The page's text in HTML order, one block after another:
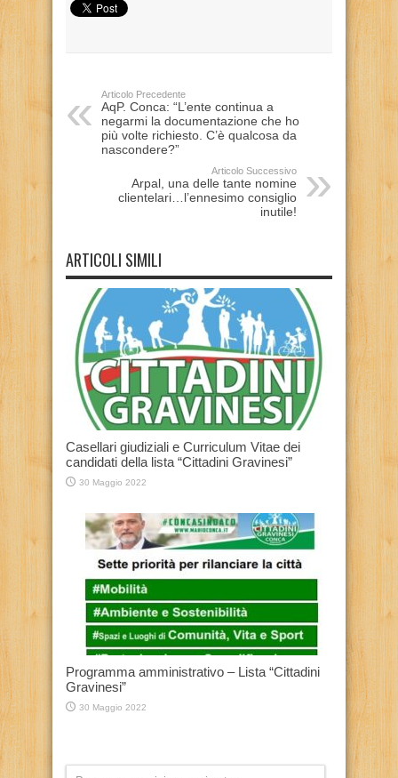
Articolo Precedente
AqP. Conca: “L’ente continua a
negarmi la documentazione che ho
più volte richiesto. C’è qualcosa da
nascondere?”
Articolo Successivo
Arpal, una delle tante nomine
clientelari…l’ennesimo consiglio
inutile!
ARTICOLI SIMILI
Casellari giudiziali e Curriculum Vitae dei
candidati della lista “Cittadini Gravinesi”
30 Maggio 2022
Programma amministrativo – Lista “Cittadini
Gravinesi”
30 Maggio 2022